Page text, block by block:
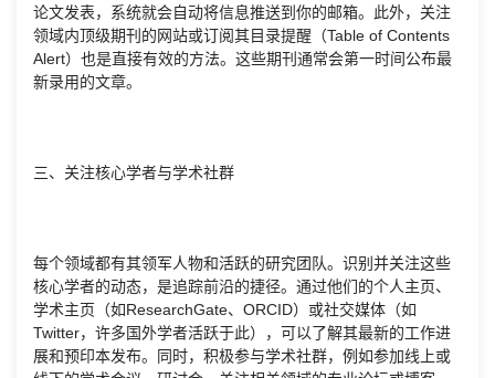
论文发表，系统就会自动将信息推送到你的邮箱。此外，关注
领域内顶级期刊的网站或订阅其目录提醒（Table of Contents
Alert）也是直接有效的方法。这些期刊通常会第一时间公布最
新录用的文章。
三、关注核心学者与学术社群
每个领域都有其领军人物和活跃的研究团队。识别并关注这些
核心学者的动态，是追踪前沿的捷径。通过他们的个人主页、
学术主页（如ResearchGate、ORCID）或社交媒体（如
Twitter，许多国外学者活跃于此），可以了解其最新的工作进
展和预印本发布。同时，积极参与学术社群，例如参加线上或